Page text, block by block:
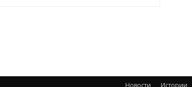
Новости Истории